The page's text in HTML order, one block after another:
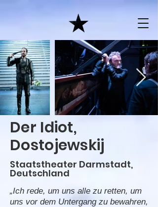
Der Idiot,
Dostojewskij
Staatstheater Darmstadt,
Deutschland
„Ich rede, um uns alle zu retten, um
uns vor dem Untergang zu bewahren,